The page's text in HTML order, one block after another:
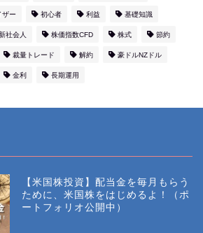
ザー 初心者 利益 基礎知識
社会人 株価指数CFD 株式 節約
裁量トレード 解約 豪ドルNZドル
金利 長期運用
【米国株投資】配当金を毎月もらう
ために、米国株をはじめるよ！（ポ
ートフォリオ公開中）